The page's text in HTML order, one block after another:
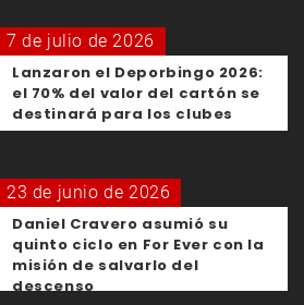
7 de julio de 2026
Lanzaron el Deporbingo 2026:
el 70% del valor del cartón se
destinará para los clubes
23 de junio de 2026
Daniel Cravero asumió su
quinto ciclo en For Ever con la
misión de salvarlo del
descenso